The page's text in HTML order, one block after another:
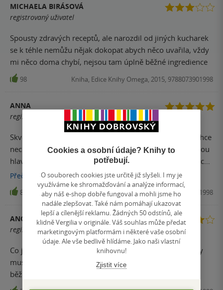
MICHAELA BIRÁSOVÁ
registrovaný uživatel
Spousty zdravých receptů, ale narozdil od jiných kucharek
se k téhle nemůžu nějak dokopat abych něco uvařila, vždy
mi něco doma chybí, nejsou tam úplně běžné ingredience
98 Kniha, Edice Knihy Omega, 2015, 9788073901998
ANNA
registrovaný uživatel
Skvělá kniha se spoustou receptů pro případ, že se mi chce
nechat se pro změnu vést někým jiným (než vlastní tvrdou
hlavou:)). Spousta super receptů - jednoduchých a jasných.
Některé suroviny si musím ale dokoupit, nejsou běžnou
součástí naší spíže:). Doporučuji i z pohledu výživového.
Skvělá kniha!
Přečíst více
84 Kniha, Edice Knihy Omega, 2015, 9788073901998
ANONYM
registrovaný uživatel
Co jsem zatím vařilo bylo moc dobré...i když jsem někdy
musela lehce poupravit suroviny, protože nejsou úplně
běžné.
Cookies a osobní údaje? Knihy to
potřebují.
O souborech cookies jste určitě již slyšeli. I my je
využíváme ke shromažďování a analýze informací,
aby náš e-shop dobře fungoval a mohli jsme ho
nadále zlepšovat. Také nám pomáhají ukazovat
lepší a cílenější reklamu. Žádných 50 odstínů, ale
klidně Vergilia v originále. Váš souhlas může předat
marketingovým platformám i některé vaše osobní
údaje. Ale vše bedlivě hlídáme. Jako naši vlastní
knihovnu!
Zjistit více